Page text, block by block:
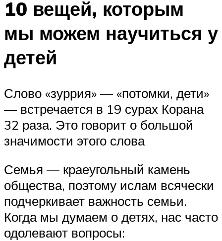
10 вещей, которым
мы можем научиться у
детей
Слово «зуррия» — «потомки, дети»
— встречается в 19 сурах Корана
32 раза. Это говорит о большой
значимости этого слова
Семья — краеугольный камень
общества, поэтому ислам всячески
подчеркивает важность семьи.
Когда мы думаем о детях, нас часто
одолевают вопросы: